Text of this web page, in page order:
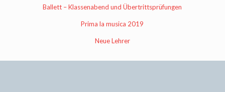
Ballett – Klassenabend und Übertrittsprüfungen
Prima la musica 2019
Neue Lehrer